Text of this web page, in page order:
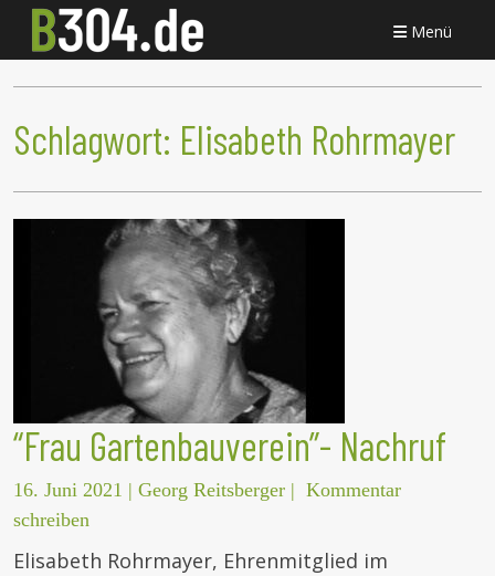
Menü
Schlagwort: Elisabeth Rohrmayer
“Frau Gartenbauverein”- Nachruf
16. Juni 2021 | Georg Reitsberger | Kommentar
schreiben
Elisabeth Rohrmayer, Ehrenmitglied im